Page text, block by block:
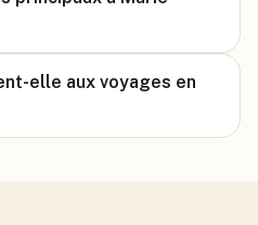
elle aux voyages en